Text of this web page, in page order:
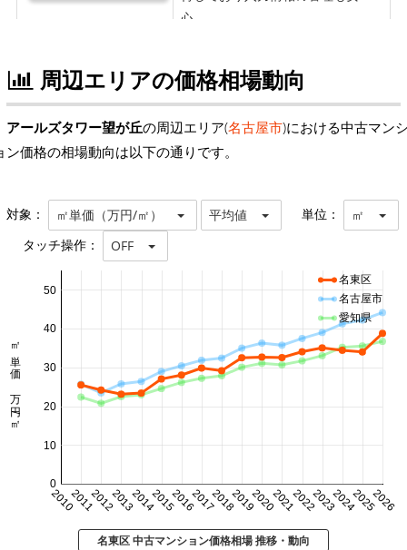
周辺エリアの価格相場動向
アールズタワー望が丘の周辺エリア(名古屋市)における中古マン
ン価格の相場動向は以下の通りです。
対象： ㎡単価（万円/㎡） 平均値 単位： ㎡
タッチ操作： OFF
20102011201220132014201520162017201820192020202120222023202420252026
0
10
20
30
40
50
㎡単価 万円/㎡
名東区
名古屋市
愛知県
名東区 中古マンション価格相場 推移・動向